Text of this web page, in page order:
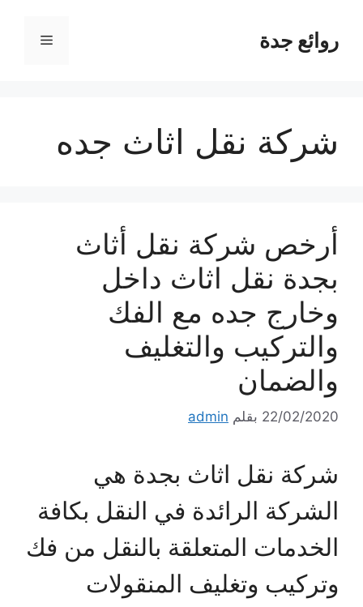
المحتوىروائع جدة القائمة
شركة نقل اثاث جده
أرخص شركة نقل أثاث
بجدة نقل اثاث داخل
وخارج جده مع الفك
والتركيب والتغليف
والضمان
22/02/2020 بقلم admin
شركة نقل اثاث بجدة هي
الشركة الرائدة في النقل بكافة
الخدمات المتعلقة بالنقل من فك
وتركيب وتغليف المنقولات